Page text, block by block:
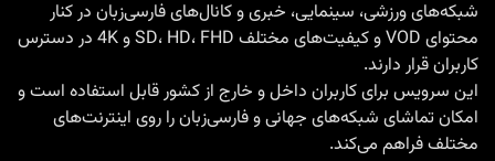
شبکه‌های ورزشی، سینمایی، خبری و کانال‌های فارسی‌زبان در کنار
محتوای VOD و کیفیت‌های مختلف SD، HD، FHD و 4K در دسترس
کاربران قرار دارند.
این سرویس برای کاربران داخل و خارج از کشور قابل استفاده است و
امکان تماشای شبکه‌های جهانی و فارسی‌زبان را روی اینترنت‌های
مختلف فراهم می‌کند.